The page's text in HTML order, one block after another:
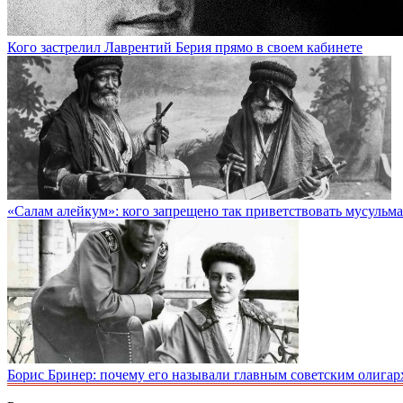
Кого застрелил Лаврентий Берия прямо в своем кабинете
«Салам алейкум»: кого запрещено так приветствовать
Борис Бринер: почему его называли главным советским